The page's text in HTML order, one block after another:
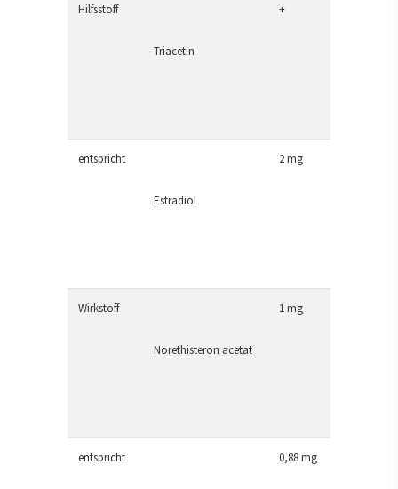
Hilfsstoff
Triacetin
+
entspricht
Estradiol
2 mg
Wirkstoff
Norethisteron acetat
1 mg
entspricht 0,88 mg